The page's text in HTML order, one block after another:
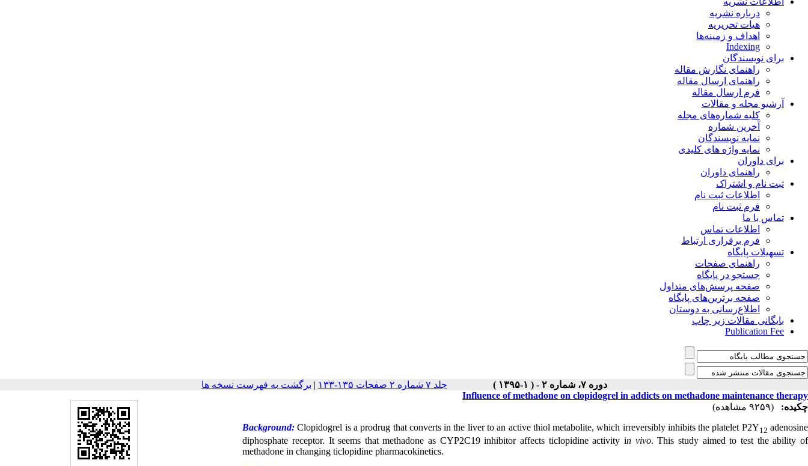
درباره نشریه
هیات تحریریه
اهداف و زمینه‌ها
Indexing
برای نویسندگان
راهنمای نگارش مقاله
راهنمای ارسال مقاله
فرم ارسال مقاله
آرشیو مجله و مقالات
کلیه شماره‌های مجله
آخرین شماره
نمایه نویسندگان
نمایه واژه های کلیدی
برای داوران
راهنمای داوران
ثبت نام و اشتراک
اطلاعات ثبت نام
فرم ثبت نام
تماس با ما
اطلاعات تماس
فرم برقراری ارتباط
تسهیلات پایگاه
راهنمای صفحات
جستجو در پایگاه
صفحه پرسش‌های متداول
صفحه برترین‌های پایگاه
اطلاع‌رسانی به دوستان
بایگانی مقالات زیر چاپ
Publication Fee
دوره ۷، شماره ۲ - ( ۱-۱۳۹۵ ) جلد ۷ شماره ۲ صفحات ۱۳۵-۱۳۳ | برگشت به فهرست نسخه ها
Influence of methadone on clopidogrel in addicts on methadone maintenance therapy
چکیده:
(۹۲۵۹ مشاهده)
Background:Clopidogrel is a prodrug that converts in the liver to an active thiol metabolite, which irreversibly inhibits the platelet P2Y12 adenosine
diphosphate receptor. It seems that methadone as CYP2C19 inhibitor affects ticlopidine activity in vivo. This study aimed to test the ability of
methadone in changing ticlopidine pharmacokinetics.